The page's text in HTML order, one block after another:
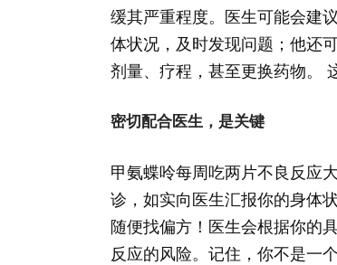
缓其严重程度。医生可能会建
体状况，及时发现问题；他还
剂量、疗程，甚至更换药物。
密切配合医生，是关键
甲氨蝶呤每周吃两片不良反应
诊，如实向医生汇报你的身体
随便找偏方！医生会根据你的
反应的风险。记住，你不是一